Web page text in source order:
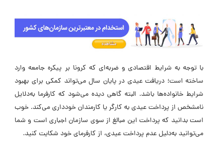
با توجه به شرایط اقتصادی و ضربه‌ای که کرونا بر پیکره جامعه وارد
ساخته است؛ دریافت عیدی در پایان سال می‌تواند کمکی برای بهبود
شرایط خانواده‌ها باشد. البته گاهی دیده می‌شود که کارفرما به‌دلایل
نامشخص از پرداخت عیدی به کارگر یا کارمندان خودداری می‌کند. خوب
است بدانید که پرداخت این مبالغ از سوی سازمان اجباری است و شما
می‌توانید به‌دلیل عدم پرداخت عیدی، از کارفرمای خود شکایت کنید.